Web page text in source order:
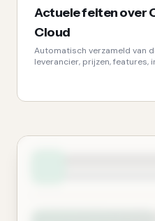
Actuele feiten over
Cloud
Automatisch verzameld van
leverancier, prijzen, features,